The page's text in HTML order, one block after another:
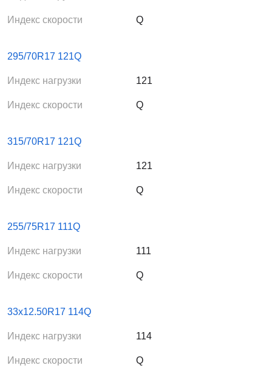
Индекс скорости Q
295/70R17 121Q
Индекс нагрузки 121
Индекс скорости Q
315/70R17 121Q
Индекс нагрузки 121
Индекс скорости Q
255/75R17 111Q
Индекс нагрузки 111
Индекс скорости Q
33x12.50R17 114Q
Индекс нагрузки 114
Индекс скорости Q